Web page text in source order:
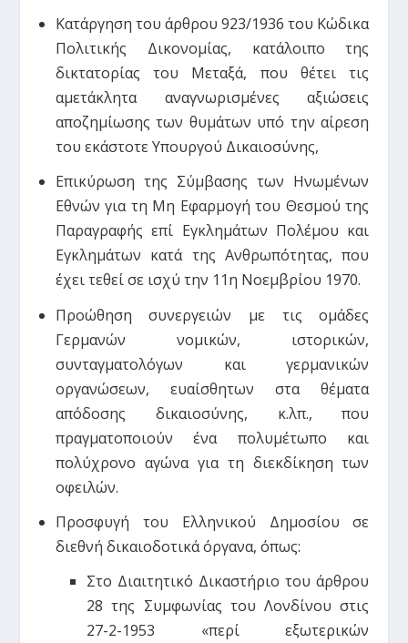
Κατάργηση του άρθρου 923/1936 του Κώδικα
Πολιτικής Δικονομίας, κατάλοιπο της
δικτατορίας του Μεταξά, που θέτει τις
αμετάκλητα αναγνωρισμένες αξιώσεις
αποζημίωσης των θυμάτων υπό την αίρεση
του εκάστοτε Υπουργού Δικαιοσύνης,
Επικύρωση της Σύμβασης των Ηνωμένων
Εθνών για τη Μη Εφαρμογή του Θεσμού της
Παραγραφής επί Εγκλημάτων Πολέμου και
Εγκλημάτων κατά της Ανθρωπότητας, που
έχει τεθεί σε ισχύ την 11η Νοεμβρίου 1970.
Προώθηση συνεργειών με τις ομάδες
Γερμανών νομικών, ιστορικών,
συνταγματολόγων και γερμανικών
οργανώσεων, ευαίσθητων στα θέματα
απόδοσης δικαιοσύνης, κ.λπ., που
πραγματοποιούν ένα πολυμέτωπο και
πολύχρονο αγώνα για τη διεκδίκηση των
οφειλών.
Προσφυγή του Ελληνικού Δημοσίου σε
διεθνή δικαιοδοτικά όργανα, όπως:
Στο Διαιτητικό Δικαστήριο του άρθρου
28 της Συμφωνίας του Λονδίνου στις
27-2-1953 «περί εξωτερικών